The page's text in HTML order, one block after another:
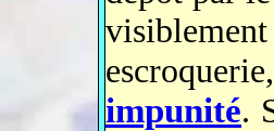
impunité.